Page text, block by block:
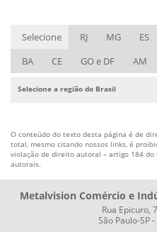
Selecione RJ MG ES
BA
CE GO e DF AM
Selecione a região do Brasil
O conteúdo do texto desta página é de
total, mesmo citando nossos links, é
violação de direito autoral – artigo 184 do
autorais.
Metalvision Comércio e
Rua Epicuro,
São Paulo-SP